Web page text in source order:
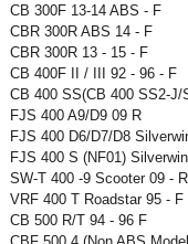
CB 300F 13-14 ABS - F
CBR 300R ABS 14 - F
CBR 300R 13 - 15 - F
CB 400F II / III 92 - 96 - F
CB 400 SS(CB 400 SS2-J/
FJS 400 A9/D9 09 R
FJS 400 D6/D7/D8
FJS 400 S (NF01)
SW-T 400 -9 Scooter 09 - R
VRF 400 T Roadstar 95 - F
CB 500 R/T 94 - 96 F